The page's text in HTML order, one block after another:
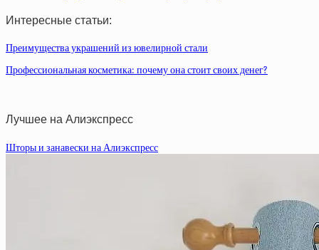
Интересные статьи:
Преимущества украшений из ювелирной стали
Профессиональная косметика: почему она стоит своих денег?
Лучшее на Алиэкспресс
Шторы и занавески на Алиэкспресс